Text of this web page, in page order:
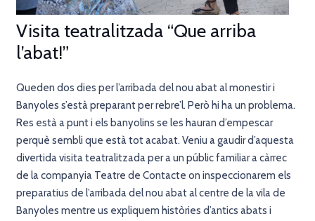
Visita teatralitzada “Que arriba
l’abat!”
Queden dos dies per l’arribada del nou abat al monestir i
Banyoles s’està preparant per rebre’l. Però hi ha un problema.
Res està a punt i els banyolins se les hauran d’empescar
perquè sembli que està tot acabat. Veniu a gaudir d’aquesta
divertida visita teatralitzada per a un públic familiar a càrrec
de la companyia Teatre de Contacte on inspeccionarem els
preparatius de l’arribada del nou abat al centre de la vila de
Banyoles mentre us expliquem històries d’antics abats i